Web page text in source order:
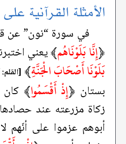
الأمثلة القرآنية
في سورة “نون” عن
﴿إِنَّا بَلَوْنَاهُم﴾يعني
بَلَوْنَا أَصْحَابَ الْجَنَّةِ﴾ [القلم: 17]
بستان ﴿إِذْ أَقْسَمُوا﴾
زكاة مزرعته عند
أبوهم عزموا على أنّهم